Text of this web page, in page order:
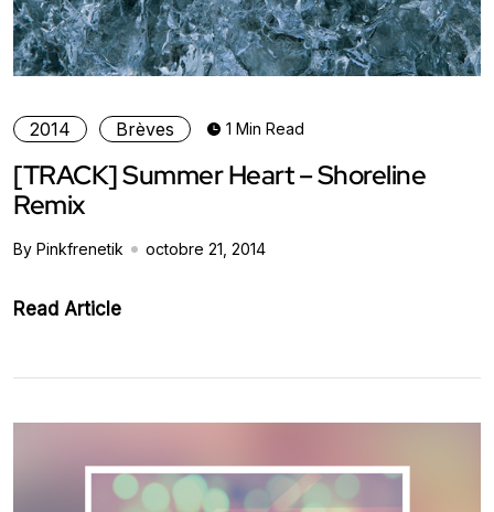
2014 Brèves 1 Min Read
[TRACK] Summer Heart – Shoreline
Remix
By Pinkfrenetik octobre 21, 2014
Read Article